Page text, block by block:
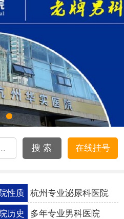
搜 索 在线挂号
性质 杭州专业泌尿科医院
历史 多年专业男科医院